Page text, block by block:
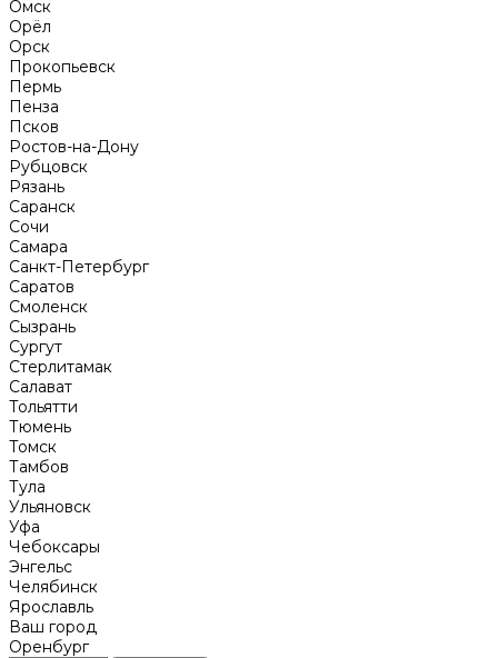
Омск
Орёл
Орск
Прокопьевск
Пермь
Пенза
Псков
Ростов-на-Дону
Рубцовск
Рязань
Саранск
Сочи
Самара
Санкт-Петербург
Саратов
Смоленск
Сызрань
Сургут
Стерлитамак
Салават
Тольятти
Тюмень
Томск
Тамбов
Тула
Ульяновск
Уфа
Чебоксары
Энгельс
Челябинск
Ярославль
Ваш город
Оренбург